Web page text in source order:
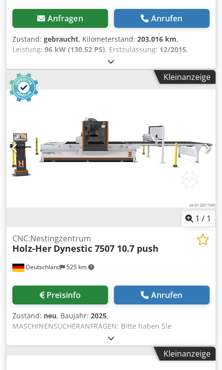
Anfragen Anrufen
Zustand: gebraucht, Kilometerstand: 203.016 km,
Leistung: 96 kW (130,52 PS), Erstzulassung: 12/2015,
, Gesamtgewicht:
Weiß, Getriebetyp:mechanisch, Emissionsklasse:Euro5,
Anzahl der Sitzplätze:
ABS, Elektronisches
Stabilitätsprogramm (ESP), Rußfilter,
Zentralverriegelung
Elektrische Fensterheber, Bordcomputer, Elektrische
Aussenspiegel, Mittelarmlehne, Euro5, Flügeltüren,
Zentralverriegelung+Funkfernbedienung u.s.w Irrtum+
Zwischenverkauf+ Schreibfehler vorbehalten. Verkauf nur
an Gewerbetreibende und Export. Cjdewqua Tspfx Alcorf
!!!! Fg-70715 !!!! Schlüsselnr.89 !!!!!
Kleinanzeige
1 / 1
Deutschland 525 km
CNC:Nestingzentrum
Holz-Her Dynestic 7507 10.7 push
Preisinfo Anrufen
Zustand: neu, Baujahr: 2025,
MASCHINENSUCHERANFRAGEN: Bitte haben Sie
Verständnis dafür, dass wir diese Neumaschine nicht
außerhalb unseres Verkaufsgebietes in Deutschland
(Rhein-Main-Gebiet und NRW) anbieten. Diese Anfragen
Kleinanzeige